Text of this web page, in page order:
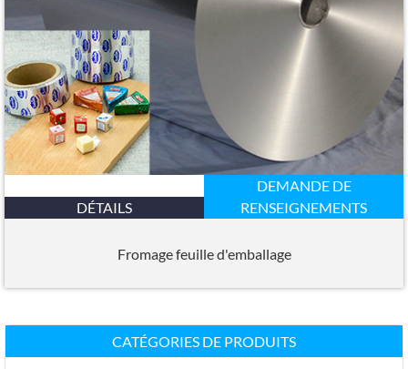
DÉTAILS
DEMANDE DE
RENSEIGNEMENTS
Fromage feuille d'emballage
CATÉGORIES DE PRODUITS